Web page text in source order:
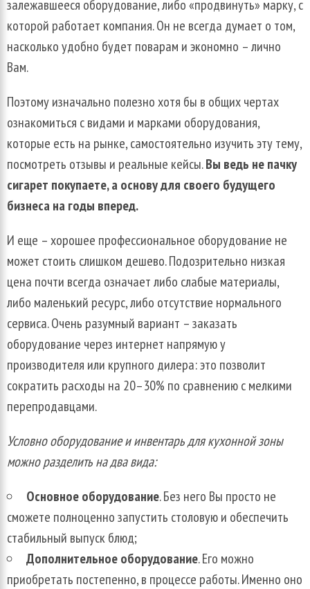
залежавшееся оборудование, либо «продвинуть» марку, с
которой работает компания. Он не всегда думает о том,
насколько удобно будет поварам и экономно – лично
Вам.
Поэтому изначально полезно хотя бы в общих чертах
ознакомиться с видами и марками оборудования,
которые есть на рынке, самостоятельно изучить эту тему,
посмотреть отзывы и реальные кейсы.Вы ведь не пачку
сигарет покупаете, а основу для своего будущего
бизнеса на годы вперед.
И еще – хорошее профессиональное оборудование не
может стоить слишком дешево. Подозрительно низкая
цена почти всегда означает либо слабые материалы,
либо маленький ресурс, либо отсутствие нормального
сервиса. Очень разумный вариант – заказать
оборудование через интернет напрямую у
производителя или крупного дилера: это позволит
сократить расходы на 20–30% по сравнению с мелкими
перепродавцами.
Условно оборудование и инвентарь для кухонной зоны
можно разделить на два вида:
Основное оборудование. Без него Вы просто не
сможете полноценно запустить столовую и обеспечить
стабильный выпуск блюд;
Дополнительное оборудование. Его можно
приобретать постепенно, в процессе работы. Именно оно